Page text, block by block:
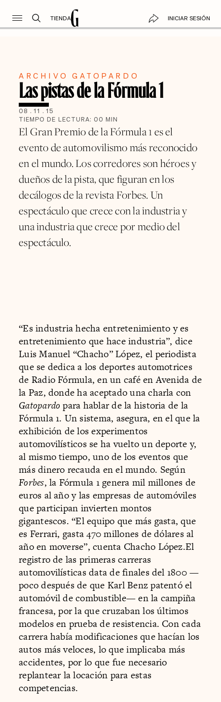
TIENDA INICIAR SESIÓN
ARCHIVO GATOPARDO
Las pistas de la Fórmula 1
08 . 11 . 15
TIEMPO DE LECTURA: 00 MIN
El Gran Premio de la Fórmula 1 es el
evento de automovilismo más reconocido
en el mundo. Los corredores son héroes y
dueños de la pista, que figuran en los
decálogos de la revista Forbes. Un
espectáculo que crece con la industria y
una industria que crece por medio del
espectáculo.
“Es industria hecha entretenimiento y es
entretenimiento que hace industria”, dice
Luis Manuel “Chacho” López, el periodista
que se dedica a los deportes automotrices
de Radio Fórmula, en un café en Avenida de
la Paz, donde ha aceptado una charla con
Gatopardo para hablar de la historia de la
Fórmula 1. Un sistema, asegura, en el que la
exhibición de los experimentos
automovilísticos se ha vuelto un deporte y,
al mismo tiempo, uno de los eventos que
más dinero recauda en el mundo. Según
Forbes, la Fórmula 1 genera mil millones de
euros al año y las empresas de automóviles
que participan invierten montos
gigantescos. “El equipo que más gasta, que
es Ferrari, gasta 470 millones de dólares al
año en moverse”, cuenta Chacho López.El
registro de las primeras carreras
automovilísticas data de finales del 1800 —
poco después de que Karl Benz patentó el
automóvil de combustible— en la campiña
francesa, por la que cruzaban los últimos
modelos en prueba de resistencia. Con cada
carrera había modificaciones que hacían los
autos más veloces, lo que implicaba más
accidentes, por lo que fue necesario
replantear la locación para estas
competencias.